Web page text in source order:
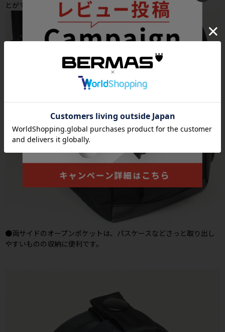
とができ、防犯面も安心です。
●両サイドのオープンポケットは、パスケースなどさっと取り出し
やすいものの収納に便利です。